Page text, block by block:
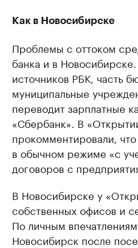
Как в Новосибирске
Проблемы с оттоком
банка и в
источников РБК, часть
муниципальные
переводит зарплатные
«Сбербанк». В
прокомментировали,
в обычном режиме «с
договоров с
В Новосибирске у
собственных офисов и
По личным
Новосибирск после